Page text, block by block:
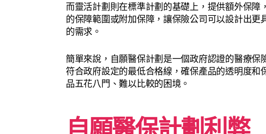
而靈活計劃則在標準計劃的基礎上，提供額外保障
的保障範圍或附加保障，讓保險公司可以設計出更
的需求。
簡單來說，自願醫保計劃是一個政府認證的醫療保
符合政府設定的最低合格線，確保產品的透明度和
品五花八門、難以比較的困境。